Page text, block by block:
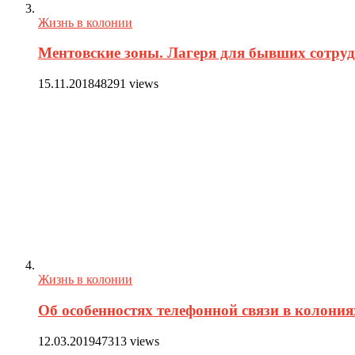
Жизнь в колонии
Ментовские зоны. Лагеря для бывших
15.11.201848291 views
Жизнь в колонии
Об особенностях телефонной связи в
12.03.201947313 views